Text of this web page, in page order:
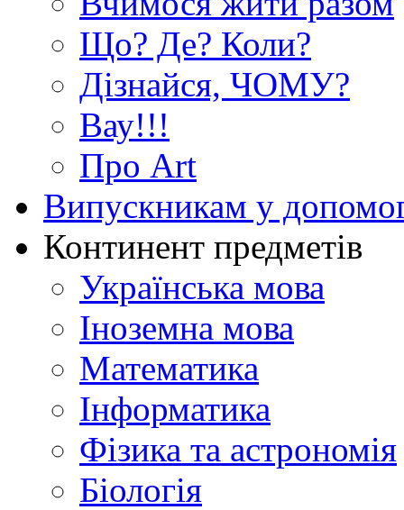
Що? Де? Коли?
Дізнайся, ЧОМУ?
Вау!!!
Про Art
Випускникам у
Континент предметів
Українська мова
Іноземна мова
Математика
Інформатика
Фізика та астрономія
Біологія